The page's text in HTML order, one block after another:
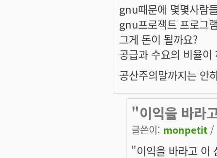
gnu때문에 몇몇사람
gnu프로잭트 프로그
그게 돈이 될까요?
공급과 수요의 비율
공산주의말까지는 안
"이익을 바라
글쓴이: monpetit /
"이익을 바라고 이